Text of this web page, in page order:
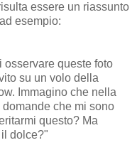
essere un riassunto
esempio:
queste foto
su un volo della
Immagino che nella
che mi sono
questo? Ma
dolce?"